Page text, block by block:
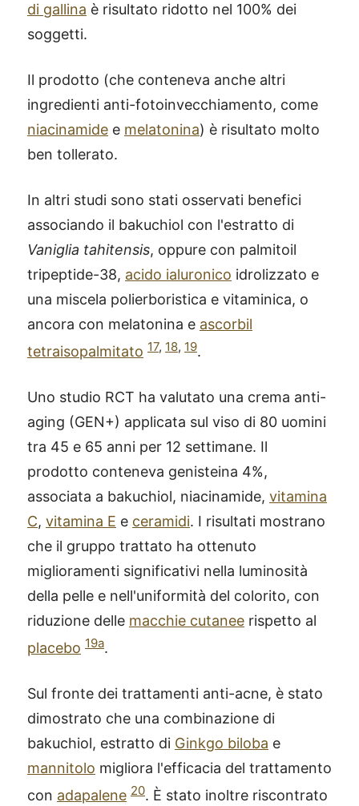
di gallina è risultato ridotto nel 100% dei
soggetti.
Il prodotto (che conteneva anche altri
ingredienti anti-fotoinvecchiamento, come
niacinamide e melatonina) è risultato molto
ben tollerato.
In altri studi sono stati osservati benefici
associando il bakuchiol con l'estratto di
Vaniglia tahitensis, oppure con palmitoil
tripeptide-38, acido ialuronico idrolizzato e
una miscela polierboristica e vitaminica, o
ancora con melatonina e ascorbil
tetraisopalmitato 17, 18, 19.
Uno studio RCT ha valutato una crema anti-
aging (GEN+) applicata sul viso di 80 uomini
tra 45 e 65 anni per 12 settimane. Il
prodotto conteneva genisteina 4%,
associata a bakuchiol, niacinamide, vitamina
C, vitamina E e ceramidi. I risultati mostrano
che il gruppo trattato ha ottenuto
miglioramenti significativi nella luminosità
della pelle e nell'uniformità del colorito, con
riduzione delle macchie cutanee rispetto al
placebo 19a.
Sul fronte dei trattamenti anti-acne, è stato
dimostrato che una combinazione di
bakuchiol, estratto di Ginkgo biloba e
mannitolo migliora l'efficacia del trattamento
con adapalene 20. È stato inoltre riscontrato